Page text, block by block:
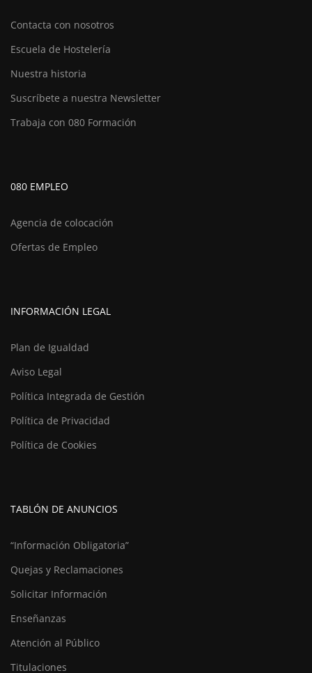
Contacta con nosotros
Escuela de Hostelería
Nuestra historia
Suscríbete a nuestra Newsletter
Trabaja con 080 Formación
080 EMPLEO
Agencia de colocación
Ofertas de Empleo
INFORMACIÓN LEGAL
Plan de Igualdad
Aviso Legal
Política Integrada de Gestión
Política de Privacidad
Política de Cookies
TABLÓN DE ANUNCIOS
“Información Obligatoria”
Quejas y Reclamaciones
Solicitar Información
Enseñanzas
Atención al Público
Titulaciones